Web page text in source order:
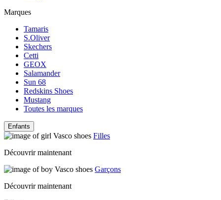
Marques
Tamaris
S.Oliver
Skechers
Cetti
GEOX
Salamander
Sun 68
Redskins Shoes
Mustang
Toutes les marques
Enfants
Filles
Découvrir maintenant
Garçons
Découvrir maintenant